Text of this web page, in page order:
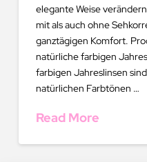
elegante Weise
mit als auch ohne
ganztägigen Komfort.
natürliche farbigen
farbigen Jahreslinsen
natürlichen Farbtönen …
Read More